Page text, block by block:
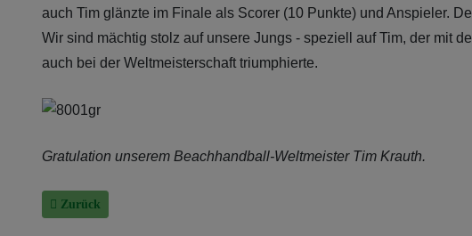
auch Tim glänzte im Finale als Scorer (10 Punkte) und Anspieler.
Wir sind mächtig stolz auf unsere Jungs - speziell auf Tim, der mit
auch bei der Weltmeisterschaft triumphierte.
Gratulation unserem Beachhandball-Weltmeister Tim Krauth.
Vorheriger Beitrag: Großer Bahnhof für unseren Beachhandball-Weltmeister
Zurück